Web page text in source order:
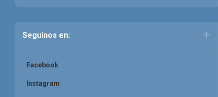
Seguinos en:
Facebook
Instagram